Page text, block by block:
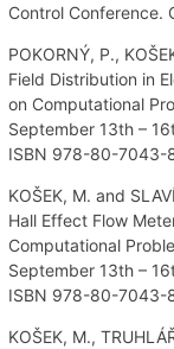
Control
POKORNÝ, P.,
Field Distribution in
on Computational
September 13th –
ISBN 978-80-7043-
KOŠEK, M. and
Hall Effect Flow
Computational
September 13th –
ISBN 978-80-7043-
KOŠEK, M.,